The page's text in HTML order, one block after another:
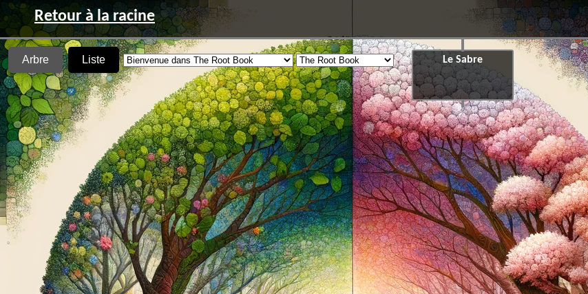
Retour à la racine
Arbre Liste Le Sabre